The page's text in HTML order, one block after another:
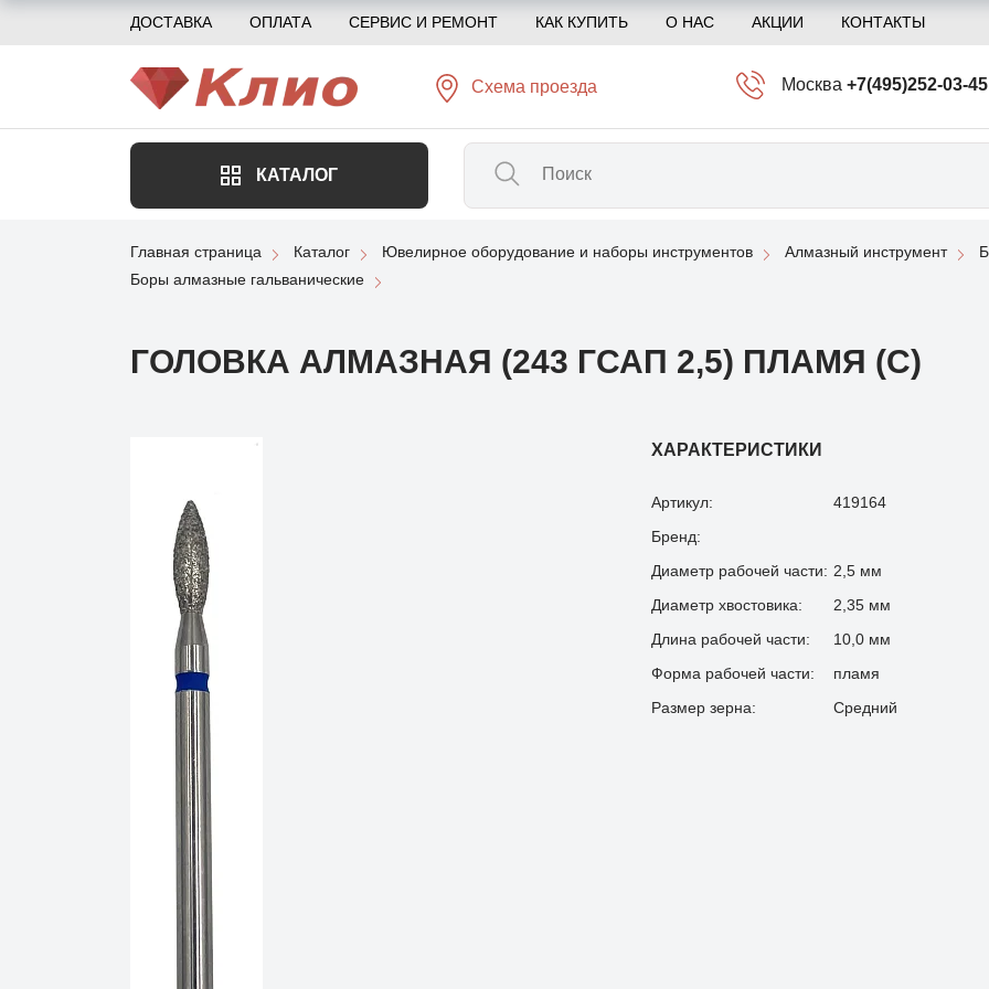
ДОСТАВКА ОПЛАТА СЕРВИС И РЕМОНТ КАК КУПИТЬ О НАС АКЦИИ КОНТАКТЫ
Схема проезда Москва +7(495)252-03-45
КАТАЛОГ
Главная страница Каталог Ювелирное оборудование и наборы инструментов Алмазный инструмент
Боры алмазные гальванические
ГОЛОВКА АЛМАЗНАЯ (243 ГСАП 2,5) ПЛАМЯ (С)
ХАРАКТЕРИСТИКИ
Артикул:
419164
Бренд:
Диаметр рабочей части: 2,5 мм
Диаметр хвостовика:
2,35 мм
Длина рабочей части:
10,0 мм
Форма рабочей части:
пламя
Размер зерна:
Средний